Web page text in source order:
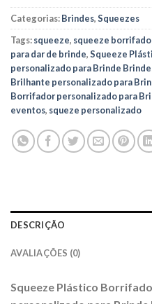
Categorias:Brindes,Squeezes
Tags:squeeze, squeeze
para dar de brinde,Squeeze
personalizado para Brinde
Brilhante personalizado para
Borrifador personalizado para
eventos, squeze personalizado
DESCRIÇÃO
AVALIAÇÕES (0)
Squeeze Plástico